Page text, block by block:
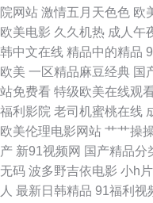
页网址大全 欧美三极 亚洲瑟
网站国产 人人操超碰在线 天
www午夜色色 白丝自慰潮睡
一区二区 av午夜狸狸 老司机午
夜福利院引导站 欧美日韩色
院网站 激情五月天色色 欧
欧美电影 久久机热 成人午
韩中文在线 精品中的精品
欧美 一区精品麻豆经典 国
站免费看 特级欧美在线观
福利影院 老司机蜜桃在线
欧美伦理电影网站 艹艹操
产 新91视频网 国产精品分
无码 波多野吉依电影 小h
人 最新日韩精品 91福利视